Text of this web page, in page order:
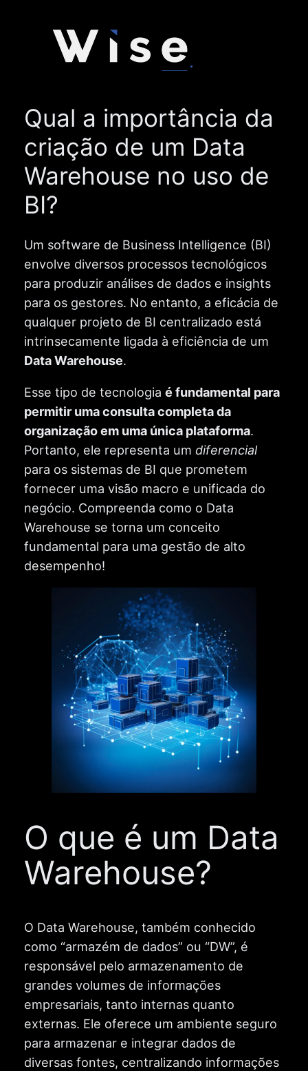
Qual a importância da
criação de um Data
Warehouse no uso de
BI?
Um software de Business Intelligence (BI)
envolve diversos processos tecnológicos
para produzir análises de dados e insights
para os gestores. No entanto, a eficácia de
qualquer projeto de BI centralizado está
intrinsecamente ligada à eficiência de um
Data Warehouse.
Esse tipo de tecnologia é fundamental para
permitir uma consulta completa da
organização em uma única plataforma.
Portanto, ele representa um diferencial
para os sistemas de BI que prometem
fornecer uma visão macro e unificada do
negócio. Compreenda como o Data
Warehouse se torna um conceito
fundamental para uma gestão de alto
desempenho!
O que é um Data
Warehouse?
O Data Warehouse, também conhecido
como “armazém de dados” ou “DW”, é
responsável pelo armazenamento de
grandes volumes de informações
empresariais, tanto internas quanto
externas. Ele oferece um ambiente seguro
para armazenar e integrar dados de
diversas fontes, centralizando informações